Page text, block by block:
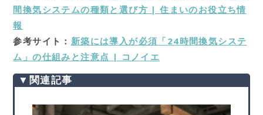
間換気システムの種類と選び方 | 住まいのお役立ち情
報
参考サイト： 新築には導入が必須「24時間換気システ
ム」の仕組みと注意点 | コノイエ
▼関連記事